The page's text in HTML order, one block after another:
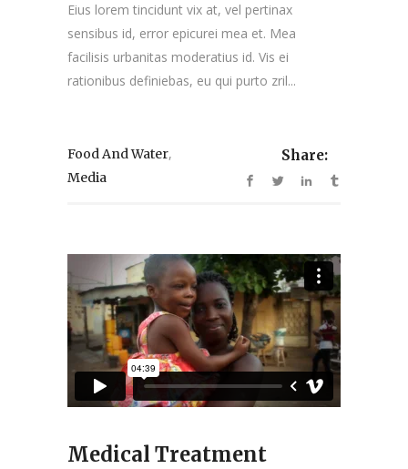
Eius lorem tincidunt vix at, vel pertinax
sensibus id, error epicurei mea et. Mea
facilisis urbanitas moderatius id. Vis ei
rationibus definiebas, eu qui purto zril...
Food And Water,
Media
Share:
Medical Treatment